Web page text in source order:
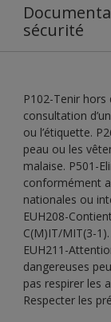
sécurité
P102-Tenir
consultation
ou l’étiquette.
peau ou les
malaise. P501-
conformément
nationales ou
EUH208-
C(M)IT/MIT(3-
EUH211-
dangereuses
pas respirer les
Respecter les